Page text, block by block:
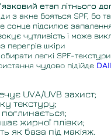
етап літнього
з акне бояться SPF, бо
сонце підсилює
чутливість і може
перегрів шкіри
легкі SPF-
чудово підійде
UVA/UVB захист;
текстуру;
жирної плівки;
як база під макіяж.